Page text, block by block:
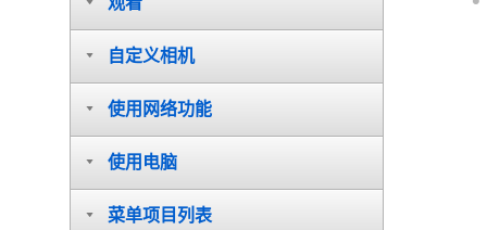
自定义相机
使用网络功能
使用电脑
菜单项目列表